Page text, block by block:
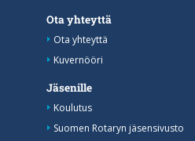
Ota yhteyttä
Ota yhteyttä
Kuvernööri
Jäsenille
Koulutus
Suomen Rotaryn jäsensivusto